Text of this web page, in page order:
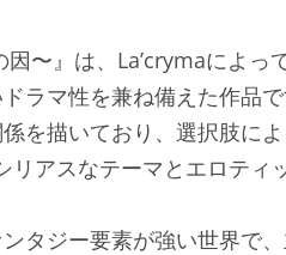
因〜』は、La’crymaによ
ラマ性を兼ね備えた作品
を描いており、選択肢に
アスなテーマとエロティ
タジー要素が強い世界で